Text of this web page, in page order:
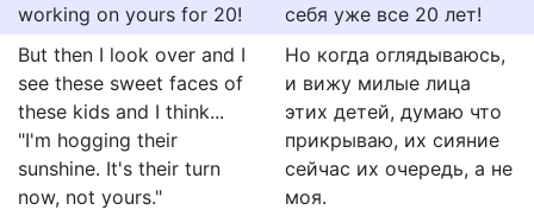
working on yours for 20!
себя уже все 20 лет!
But then I look over and I
see these sweet faces of
these kids and I think...
"I'm hogging their
sunshine. It's their turn
now, not yours."
Но когда оглядываюсь,
и вижу милые лица
этих детей, думаю что
прикрываю, их сияние
сейчас их очередь, а не
моя.